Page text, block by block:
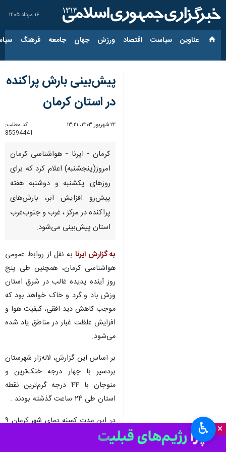
۱۶ مرداد ۱۴۰۵
عناوین‌ سیاست اقتصاد ورزش جهان جامعه فرهنگ
×
پیش‌بینی بارش پراکنده
در استان کرمان
۲۲ شهریور ۱۴۰۳، ۱۳:۲۱
کد مطلب:
85594441
کرمان - ایرنا - هواشناسی کرمان
امروز(پنجشنبه) اعلام کرد که برای
روزهای یکشنبه و دوشنبه هفته
پیش‌رو افزایش ابر، بارش‌های
پراکنده در مرکز ، غرب و جنوب‌غرب
استان پیش‌بینی می‌شود.
به گزارش ایرنابه نقل از روابط عمومی
هواشناسی کرمان، همچنین طی پنج
روز آینده پدیده غالب در شرق استان
وزش باد و گرد و خاک خواهد بود که
موجب کاهش دید افقی، کیفیت هوا و
افزایش غلظت غبار در مناطق یاد شده
می‌شود.
بر اساس این گزارش، لاله‌زار شهرستان
بردسیر با چهار درجه خنک‌ترین و
منوجان با ۴۴ درجه گرم‌ترین نقطه
استان طی ۲۴ ساعت گذشته بودند .
در ابن مدت کمینه دمای شهر کرمان ۹
درجه بوده است.
♿︎